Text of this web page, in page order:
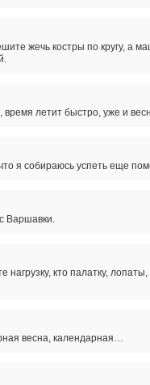
жечь костры по кругу, а
летит быстро, уже и
я собираюсь успеть еще
Варшавки.
нагрузку, кто палатку,
весна, календарная…